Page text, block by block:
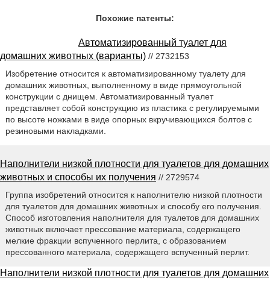
Похожие патенты:
Автоматизированный туалет для
домашних животных (варианты) // 2732153
Изобретение относится к автоматизированному туалету для
домашних животных, выполненному в виде прямоугольной
конструкции с днищем. Автоматизированный туалет
представляет собой конструкцию из пластика с регулируемыми
по высоте ножками в виде опорных вкручивающихся болтов с
резиновыми накладками.
Наполнители низкой плотности для туалетов для домашних
животных и способы их получения // 2729574
Группа изобретений относится к наполнителю низкой плотности
для туалетов для домашних животных и способу его получения.
Способ изготовления наполнителя для туалетов для домашних
животных включает прессование материала, содержащего
мелкие фракции вспученного перлита, с образованием
прессованного материала, содержащего вспученный перлит.
Наполнители низкой плотности для туалетов для домашних